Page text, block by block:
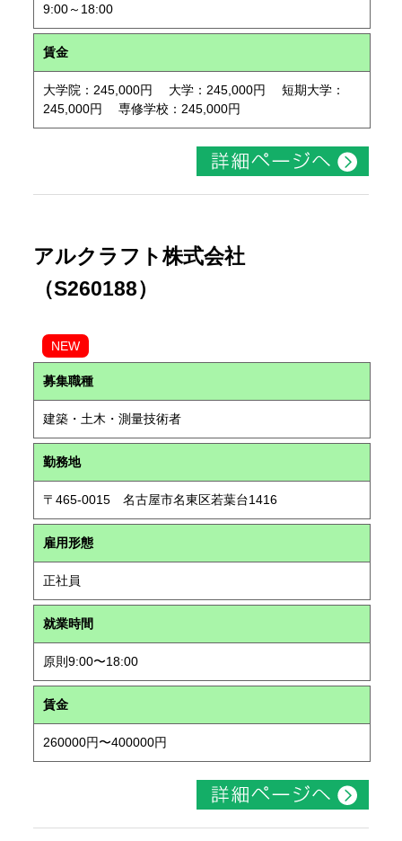
9:00～18:00
賃金
大学院：245,000円 大学：245,000円 短期大学：
245,000円 専修学校：245,000円
アルクラフト株式会社
（S260188）
NEW
募集職種
建築・土木・測量技術者
勤務地
〒465-0015 名古屋市名東区若葉台1416
雇用形態
正社員
就業時間
原則9:00〜18:00
賃金
260000円〜400000円